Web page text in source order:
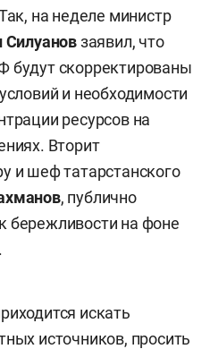
на неделе министр
Силуановзаявил, что
скорректированы
и необходимости
ресурсов на
Вторит
и шеф татарстанского
, публично
на фоне
искать
источников, просить